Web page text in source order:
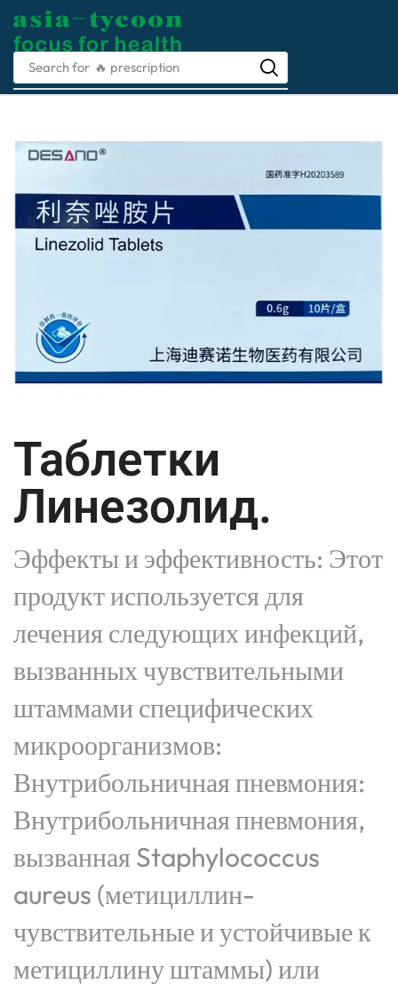
Search for 🔥 medical instruments
Таблетки
Линезолид.
Эффекты и эффективность: Этот
продукт используется для
лечения следующих инфекций,
вызванных чувствительными
штаммами специфических
микроорганизмов:
Внутрибольничная пневмония:
Внутрибольничная пневмония,
вызванная Staphylococcus
aureus (метициллин-
чувствительные и устойчивые к
метициллину штаммы) или